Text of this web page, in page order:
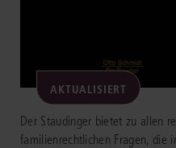
AKTUALISIERT
Der Staudinger bietet zu allen
familienrechtlichen Fragen, die